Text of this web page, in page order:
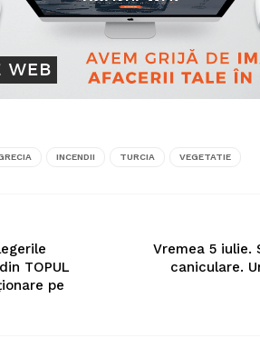
INCENDII TURCIA VEGETATIE
TOPUL
pe
Vremea 5
caniculare.